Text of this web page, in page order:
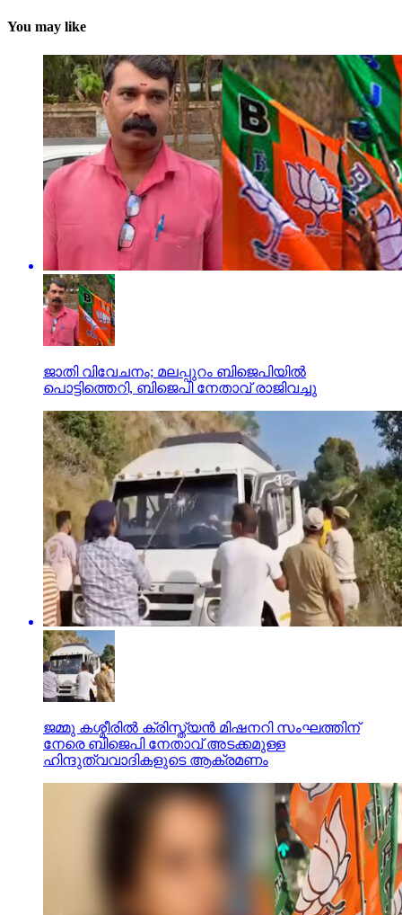
You may like
ജാതി വിവേചനം; മലപ്പുറം ബിജെപിയില്‍
പൊട്ടിത്തെറി, ബിജെപി നേതാവ് രാജിവച്ചു
ജമ്മു കശ്മീരില്‍ ക്രിസ്ത്യന്‍ മിഷനറി സംഘത്തിന്
നേരെ ബിജെപി നേതാവ് അടക്കമുള്ള
ഹിന്ദുത്വവാദികളുടെ ആക്രമണം